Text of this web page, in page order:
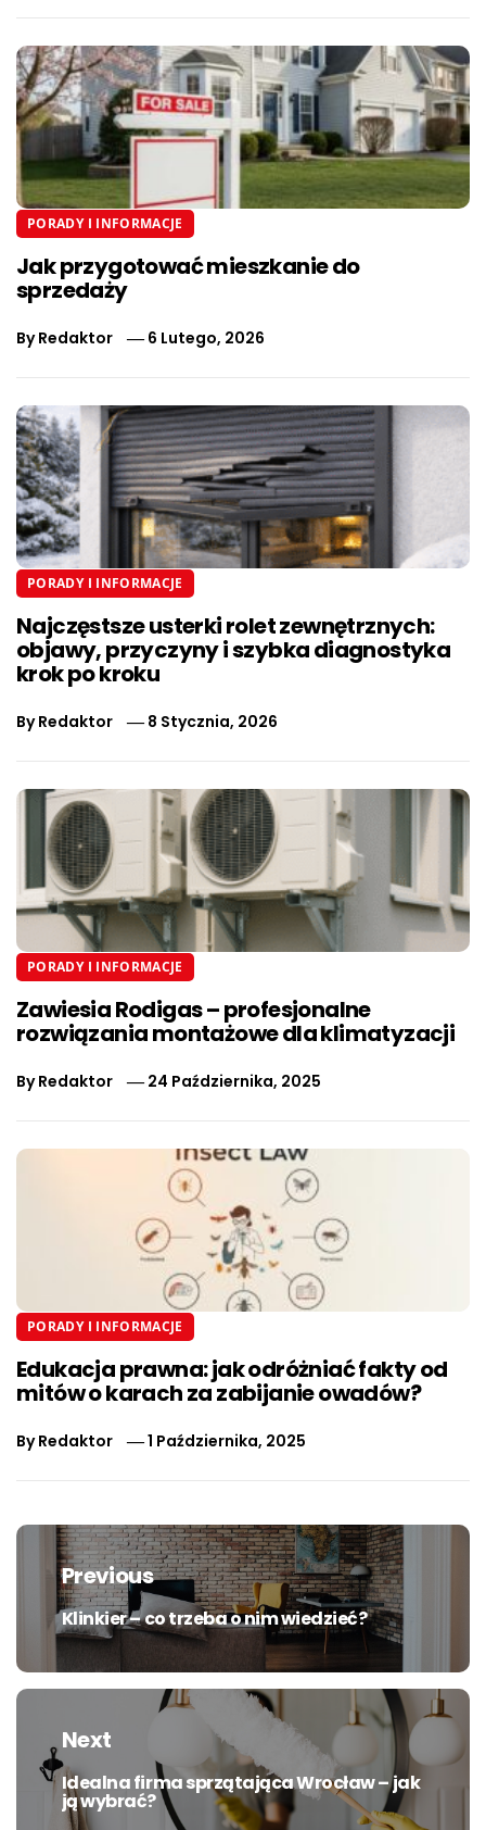
PORADY I INFORMACJE
Jak przygotować mieszkanie do
sprzedaży
ByRedaktor 6 Lutego, 2026
PORADY I INFORMACJE
Najczęstsze usterki rolet zewnętrznych:
objawy, przyczyny i szybka diagnostyka
krok po kroku
ByRedaktor 8 Stycznia, 2026
PORADY I INFORMACJE
Zawiesia Rodigas – profesjonalne
rozwiązania montażowe dla klimatyzacji
ByRedaktor 24 Października, 2025
PORADY I INFORMACJE
Edukacja prawna: jak odróżniać fakty od
mitów o karach za zabijanie owadów?
ByRedaktor 1 Października, 2025
Nawigacja
wpisu
Previous
Previous
post:
Klinkier – co trzeba o nim wiedzieć?
Next
Next
post:
Idealna firma sprzątająca Wrocław – jak
ją wybrać?